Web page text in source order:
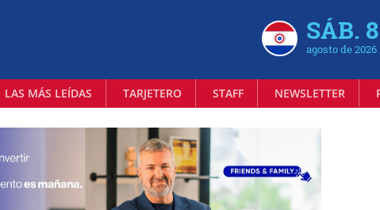
SÁB. 8
agosto de 2026
LAS MÁS LEÍDAS TARJETERO STAFF NEWSLETTER